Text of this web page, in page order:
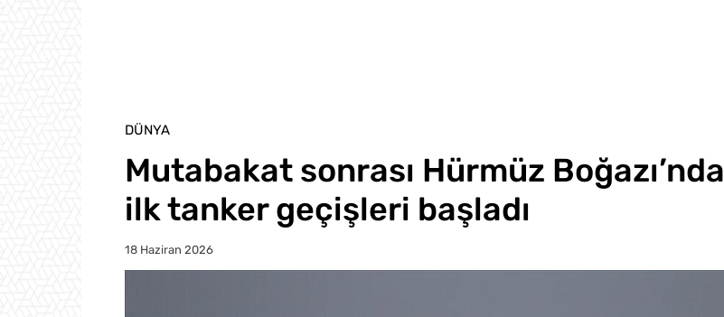
DÜNYA
Mutabakat sonrası Hürmüz Boğazı’nda
ilk tanker geçişleri başladı
18 Haziran 2026